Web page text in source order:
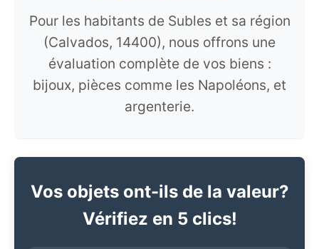
Pour les habitants de Subles et sa région
(Calvados, 14400), nous offrons une
évaluation complète de vos biens :
bijoux, pièces comme les Napoléons, et
argenterie.
Vos objets ont-ils de la valeur?
Vérifiez en 5 clics!